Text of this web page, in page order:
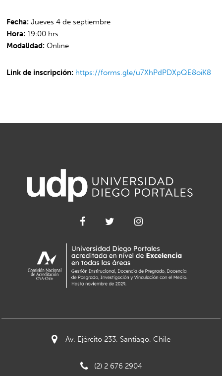
Fecha: Jueves 4 de septiembre
Hora: 19:00 hrs.
Modalidad: Online
Link de inscripción: https://forms.gle/u7XhPdPDXpQE8oiK8
Av. Ejército 233, Santiago, Chile
(2) 2 676 2904